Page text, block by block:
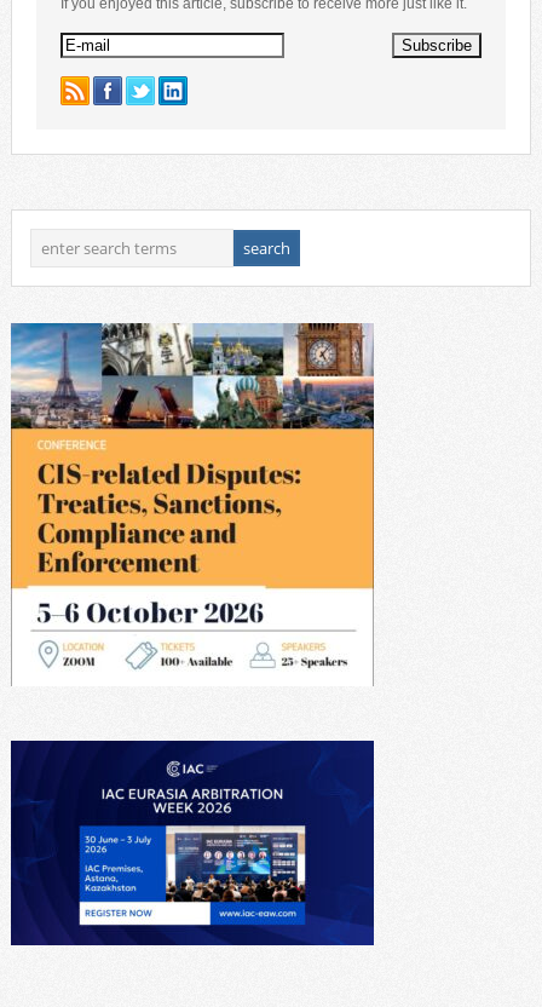
If you enjoyed this article, subscribe to receive more just like it.